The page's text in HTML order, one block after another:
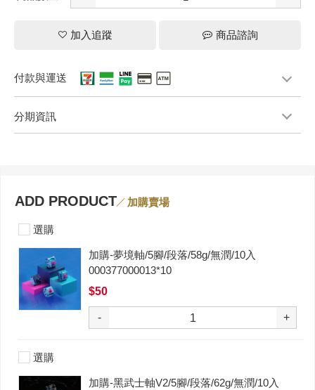
加入追蹤 商品諮詢
付款與運送
分期資訊
ADD PRODUCT 加購賣場
選購
加購-夢境軸/5腳/段落/58g/無潤/10入
000377000013*10
$50
- +
選購
加購-黑武士軸V2/5腳/段落/62g/無潤/10入